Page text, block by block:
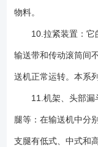
物料。
10.拉紧装置：它
输送带和传动滚筒间
送机正常运转。本系
11.机架、头部漏
腿等：在输送机中分
支腿有低式、中式和